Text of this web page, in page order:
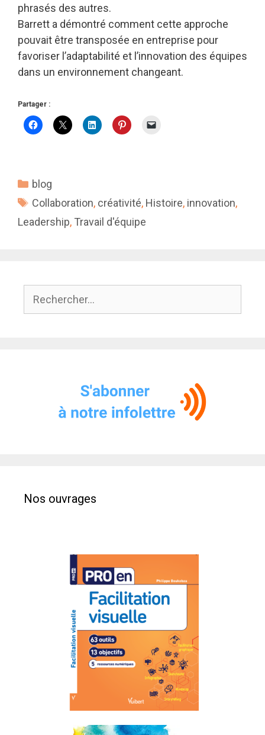
phrasés des autres.
Barrett a démontré comment cette approche
pouvait être transposée en entreprise pour
favoriser l’adaptabilité et l’innovation des équipes
dans un environnement changeant.
Partager :
Catégories
blog
Étiquettes
Collaboration, créativité, Histoire, innovation,
Leadership, Travail d'équipe
Nos ouvrages